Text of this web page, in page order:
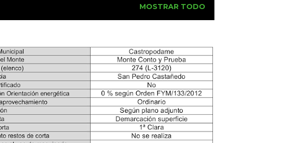
MOSTRAR TODO